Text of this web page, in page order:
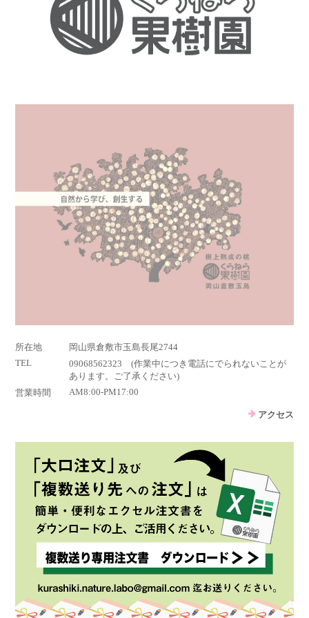
所在地
岡山県倉敷市玉島長尾2744
TEL
09068562323 (作業中につき電話にでられないことが
あります。ご了承ください)
営業時間
AM8:00-PM17:00
アクセス